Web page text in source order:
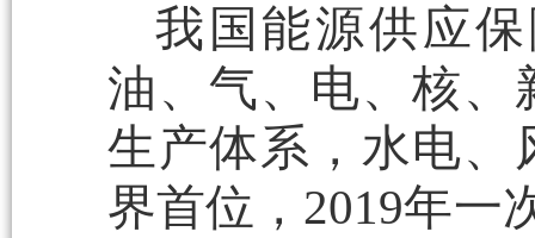
我国能源供应
油、气、电、核、
生产体系，水电、
界首位，2019年一